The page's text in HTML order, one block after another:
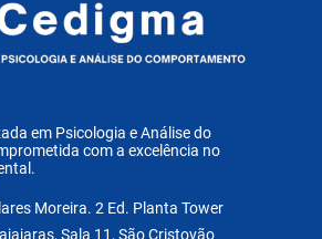
em Psicologia e Análise do
com a excelência no
Moreira. 2 Ed. Planta Tower
Sala 11, São Cristovão